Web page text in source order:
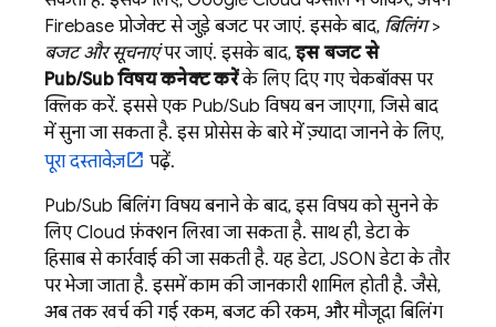
Firebase प्रोजेक्ट से जुड़े बजट पर जाएं. इसके बाद, बिलिंग>
बजट और सूचनाएंपर जाएं. इसके बाद,इस बजट से
Pub/Subविषय कनेक्ट करेंके लिए दिए गए चेकबॉक्स पर
क्लिक करें. इससे एक Pub/Sub विषय बन जाएगा, जिसे बाद
में सुना जा सकता है. इस प्रोसेस के बारे में ज़्यादा जानने के लिए,
पूरा दस्तावेज़
पढ़ें.
Pub/Sub बिलिंग विषय बनाने के बाद, इस विषय को सुनने के
लिए Cloud फ़ंक्शन लिखा जा सकता है. साथ ही, डेटा के
हिसाब से कार्रवाई की जा सकती है. यह डेटा, JSON डेटा के तौर
पर भेजा जाता है. इसमें काम की जानकारी शामिल होती है. जैसे,
अब तक खर्च की गई रकम, बजट की रकम, और मौजूदा बिलिंग